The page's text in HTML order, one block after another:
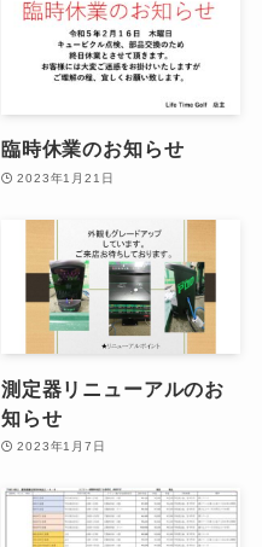
臨時休業のお知らせ
2023年1月21日
測定器リニューアルのお
知らせ
2023年1月7日